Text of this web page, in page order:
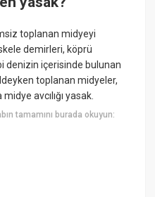
toplanan midyeyi
demirleri, köprü
denizin içerisinde bulunan
toplanan midyeler,
avcılığı yasak.
tamamını burada okuyun: